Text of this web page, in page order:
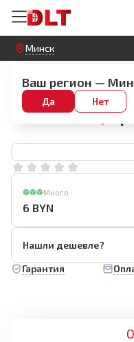
Круглосуточный! Прием
Минск
Ваш регион —
Да Нет
Запчасти для нивелиров
Запасной
DLT EK-212,
Много
6 BYN
Нашли дешевле?
Гарантия